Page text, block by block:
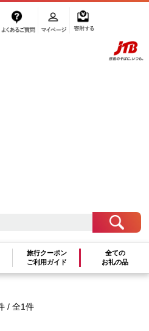
るさと納税サイト
旅行クーポン
ご利用ガイド
全ての
お礼の品
/ 全1件